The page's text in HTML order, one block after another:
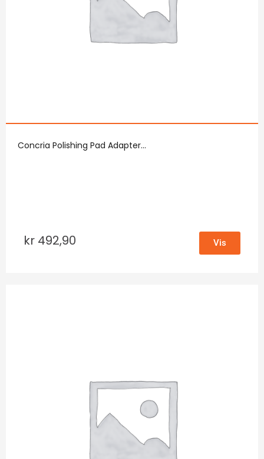
Concria Polishing Pad Adapter...
kr 492,90 Vis